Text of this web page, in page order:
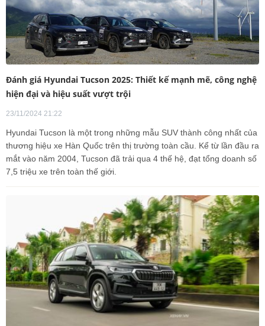
Đánh giá Hyundai Tucson 2025: Thiết kế mạnh mẽ, công nghệ
hiện đại và hiệu suất vượt trội
23/11/2024 21:22
Hyundai Tucson là một trong những mẫu SUV thành công nhất của
thương hiệu xe Hàn Quốc trên thị trường toàn cầu. Kể từ lần đầu ra
mắt vào năm 2004, Tucson đã trải qua 4 thế hệ, đạt tổng doanh số
7,5 triệu xe trên toàn thế giới.